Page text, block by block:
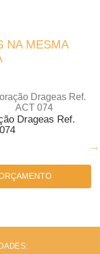
NA MESMA
Drageas Ref.